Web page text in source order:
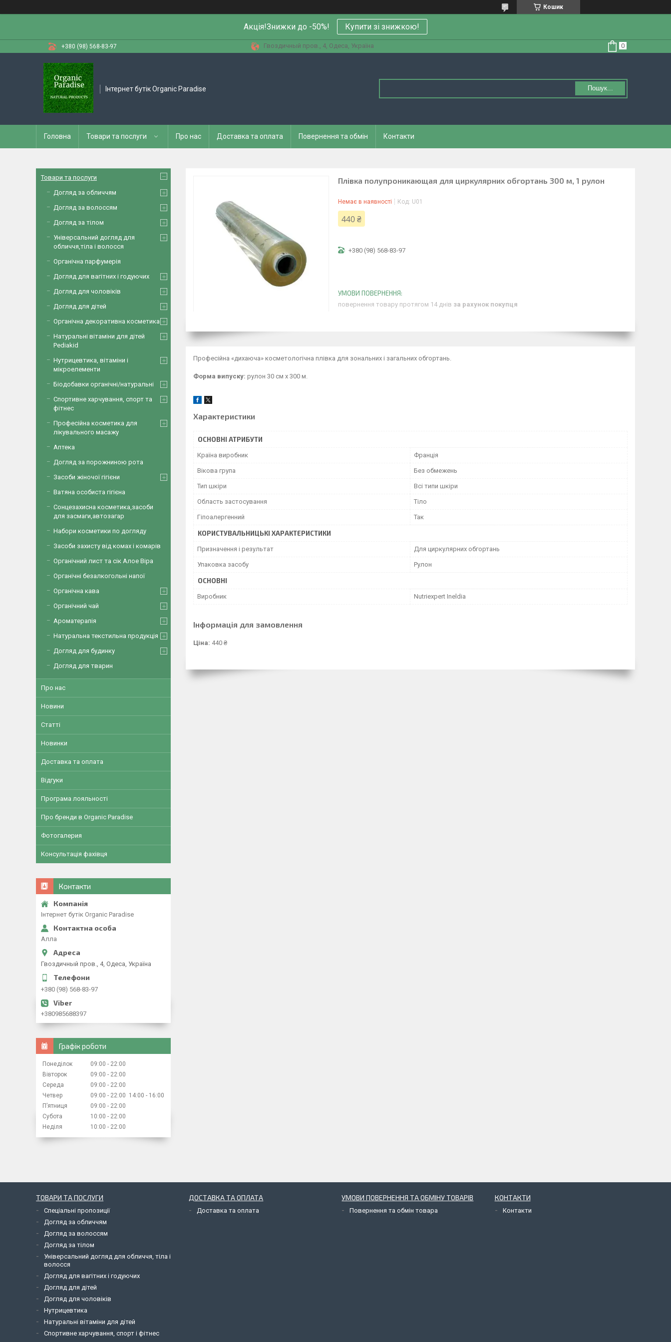
Кошик
Акція!Знижки до -50%! Купити зi знижкою!
+380 (98) 568-83-97 Гвоздичный пров., 4, Одеса, Україна
Інтернет бутік Organic Paradise Пошук...
Головна Товари та послуги Про нас Доставка та оплата Повернення та обмін Контакти
Плівка полупроникающая для циркулярних обгортань 300 м, 1 рулон
Немає в наявності Код: U01
440 ₴
+380 (98) 568-83-97
повернення товару протягом 14 днів за рахунок покупця
Професійна «дихаюча» косметологічна плівка для зональних і загальних обгортань.
Форма випуску: рулон 30 см х 300 м.
Характеристики
ОСНОВНІ АТРИБУТИ
Країна виробник Франція
Вікова група Без обмежень
Тип шкіри Всі типи шкіри
Область застосування Тіло
Гіпоалергенний Так
КОРИСТУВАЛЬНИЦЬКІ ХАРАКТЕРИСТИКИ
Призначення і результат Для циркулярних обгортань
Упаковка засобу Рулон
ОСНОВНІ
Виробник Nutriexpert Ineldia
Інформація для замовлення
Ціна: 440 ₴
Товари та послуги
Догляд за обличчям
Догляд за волоссям
Догляд за тілом
Універсальний догляд для
обличчя,тіла і волосся
Органічна парфумерія
Догляд для вагітних і годуючих
Догляд для чоловіків
Догляд для дітей
Органічна декоративна косметика
Натуральні вітаміни для дітей
Pediakid
Нутрицевтика, вітаміни і
мікроелементи
Біодобавки органічні/натуральні
Спортивне харчування, спорт та
фітнес
Професійна косметика для
лікувального масажу
Аптека
Догляд за порожниною рота
Засоби жіночої гігієни
Ватяна особиста гігієна
Сонцезахисна косметика,засоби
для засмаги,автозагар
Набори косметики по догляду
Засоби захисту від комах і комарів
Органічний лист та сік Алое Віра
Органічні безалкогольні напої
Органічна кава
Органічний чай
Ароматерапія
Натуральна текстильна продукція
Догляд для будинку
Догляд для тварин
Про нас
Новини
Статті
Новинки
Доставка та оплата
Відгуки
Програма лояльності
Про бренди в Organic Paradise
Фотогалерия
Консультація фахівця
Контакти
Iнтернет бутiк Organic Paradise
Алла
Гвоздичный пров., 4, Одеса, Україна
+380 (98) 568-83-97
+380985688397
Графік роботи
Понеділок 09:00
22:00
Вівторок
09:00
22:00
Середа
09:00
22:00
Четвер
09:00 22:00 14:00
16:00
Пʼятниця
09:00
22:00
Субота
10:00
22:00
Неділя
10:00 22:00
ТОВАРИ ТА ПОСЛУГИ
Спеціальні пропозиції
Догляд за обличчям
Догляд за волоссям
Догляд за тілом
Універсальний догляд для обличчя, тіла і
волосся
Догляд для вагітних і годуючих
Догляд для дітей
Догляд для чоловіків
Нутрицевтика
Натуральні вітаміни для дітей
Спортивне харчування, спорт і фітнес
ДОСТАВКА ТА ОПЛАТА
Доставка та оплата
УМОВИ ПОВЕРНЕННЯ ТА ОБМІНУ ТОВАРІВ
Повернення та обмін товара
КОНТАКТИ
Контакти